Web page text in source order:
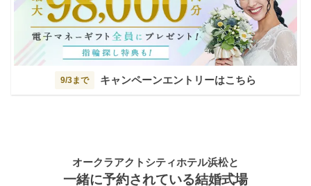
9/3まで キャンペーンエントリーはこちら
オークラアクトシティホテル浜松と
一緒に予約されている結婚式場